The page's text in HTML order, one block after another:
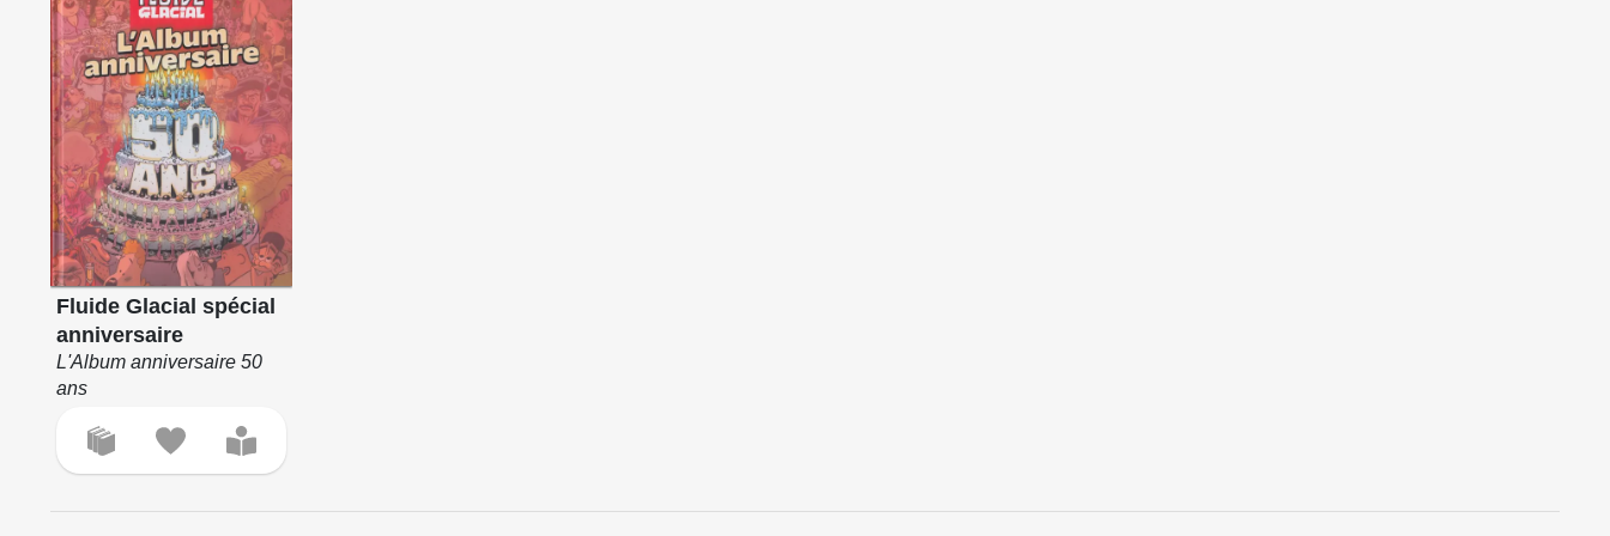
Fluide Glacial spécial
anniversaire
L'Album anniversaire 50
ans